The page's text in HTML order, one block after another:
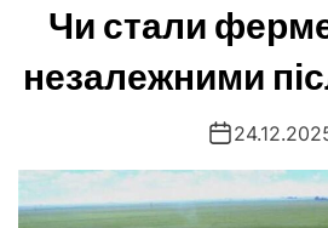
Чи стали
незалежними